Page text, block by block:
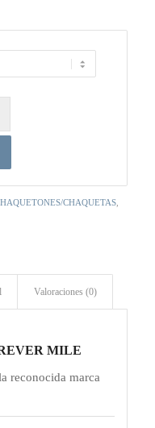
CHAQUETAS,
Valoraciones (0)
MILE
reconocida marca